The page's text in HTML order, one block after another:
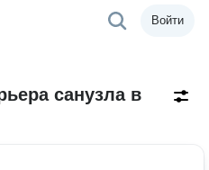
Войти
санузла в